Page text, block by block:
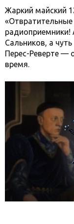
Жаркий майский
радиоприемники!
Сальников, а
Перес-Реверте —
время.